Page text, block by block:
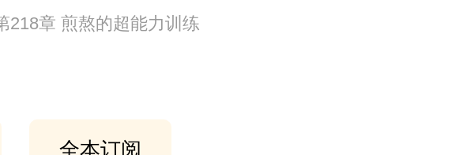
218章 煎熬的超能力训练
全本订阅